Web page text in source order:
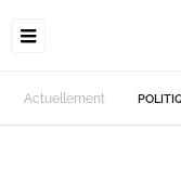
Actuellement